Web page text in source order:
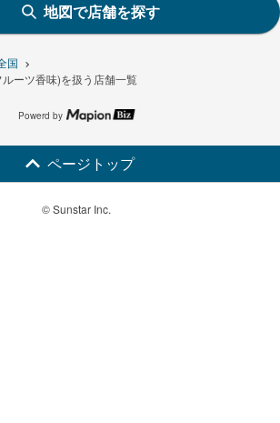
国
ーツ香味)を扱う店舗一覧
地図で店舗を探す
Powerd by
ページトップ
© Sunstar Inc.